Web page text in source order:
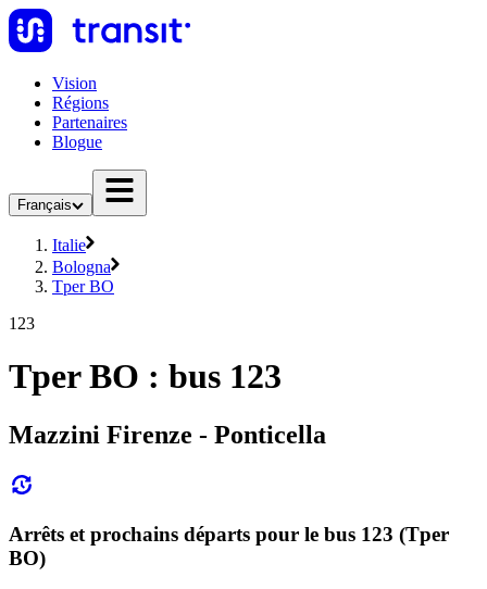
Vision
Régions
Partenaires
Blogue
Français
Italie
Bologna
Tper BO
123
Tper BO : bus 123
Mazzini Firenze - Ponticella
Arrêts et prochains départs pour le bus 123 (Tper
BO)